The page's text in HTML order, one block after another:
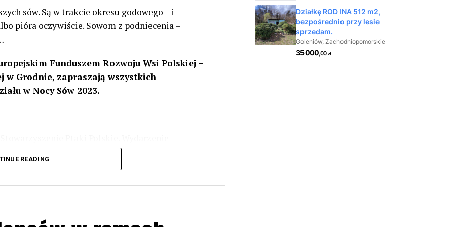
sów. Są w trakcie okresu godowego – i
pióra oczywiście. Sowom z podniecenia –
Funduszem Rozwoju Wsi Polskiej –
w Grodnie, zapraszają wszystkich
w Nocy Sów 2023.
r. wg harmonogramu przedstawionego na
w Akcji, włączenia się w aktywne
READING